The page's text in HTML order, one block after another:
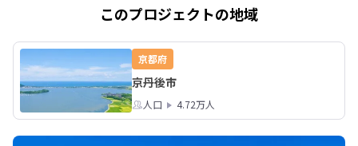
てきました。迷ってる方はお急ぎくだ
さい！日付が変わるその瞬間まで待っ
てます！！
応募は下記京丹後市HPからお願いしま
す！！！
https://www.city.kyotango.lg.jp/top/
soshiki/mayoroffice/commu/1966/22
834.html
※参加のお申し込み
https://
soshiki/
ンです。説明会では
もお話できればと思
このプロジェクトの地域
京都府
京丹後市
人口 4.72万人